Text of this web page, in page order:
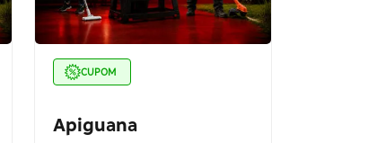
CUPOM
Apiguana